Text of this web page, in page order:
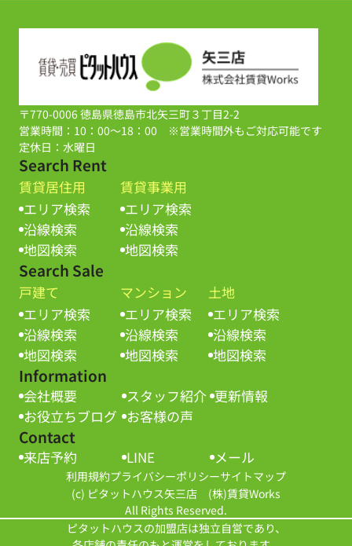
〒770-0006 徳島県徳島市北矢三町３丁目2-2
営業時間：10：00～18：00 ※営業時間外もご対応可能です
定休日：水曜日
Search Rent
賃貸居住用
エリア検索
沿線検索
地図検索
賃貸事業用
エリア検索
沿線検索
地図検索
Search Sale
戸建て
エリア検索
沿線検索
地図検索
マンション
エリア検索
沿線検索
地図検索
土地
エリア検索
沿線検索
地図検索
Information
会社概要 スタッフ紹介 更新情報
お役立ちブログ お客様の声
Contact
来店予約 LINE メール
利用規約プライバシーポリシーサイトマップ
(c) ピタットハウス矢三店 (株)賃貸Works
All Rights Reserved.
ピタットハウスの加盟店は独立自営であり、